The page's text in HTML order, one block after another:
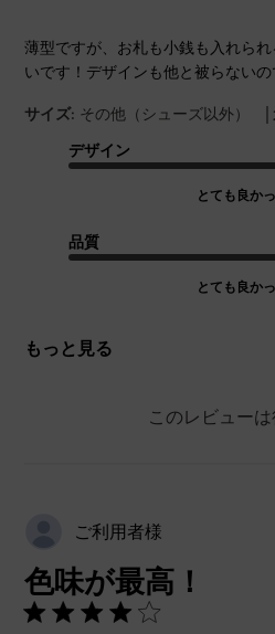
薄型ですが、お札も小銭も入れら
いです！デザインも他と被らないの
サイズ: その他（シューズ以外） |
デザイン
とても良か
品質
とても良か
もっと見る
このレビュー
ご利用者様
色味が最高！